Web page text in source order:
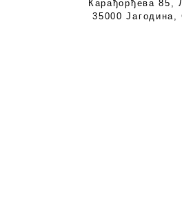
Карађорђева 85,
35000 Јагодина,